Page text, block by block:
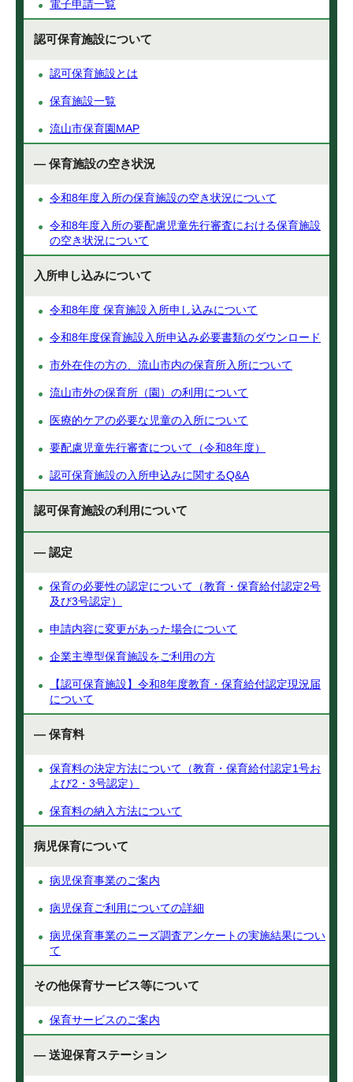
電子申請一覧
認可保育施設について
認可保育施設とは
保育施設一覧
流山市保育園MAP
— 保育施設の空き状況
令和8年度入所の保育施設の空き状況について
令和8年度入所の要配慮児童先行審査における保育施設
の空き状況について
入所申し込みについて
令和8年度 保育施設入所申し込みについて
令和8年度保育施設入所申込み必要書類のダウンロード
市外在住の方の、流山市内の保育所入所について
流山市外の保育所（園）の利用について
医療的ケアの必要な児童の入所について
要配慮児童先行審査について（令和8年度）
認可保育施設の入所申込みに関するQ&A
認可保育施設の利用について
— 認定
保育の必要性の認定について（教育・保育給付認定2号
及び3号認定）
申請内容に変更があった場合について
企業主導型保育施設をご利用の方
【認可保育施設】令和8年度教育・保育給付認定現況届
について
— 保育料
保育料の決定方法について（教育・保育給付認定1号お
よび2・3号認定）
保育料の納入方法について
病児保育について
病児保育事業のご案内
病児保育ご利用についての詳細
病児保育事業のニーズ調査アンケートの実施結果につい
て
その他保育サービス等について
保育サービスのご案内
— 送迎保育ステーション